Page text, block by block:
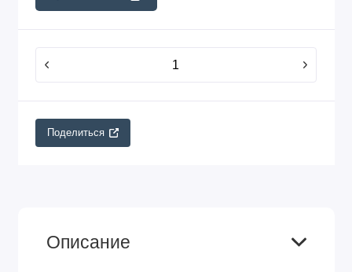
Поделиться
Описание